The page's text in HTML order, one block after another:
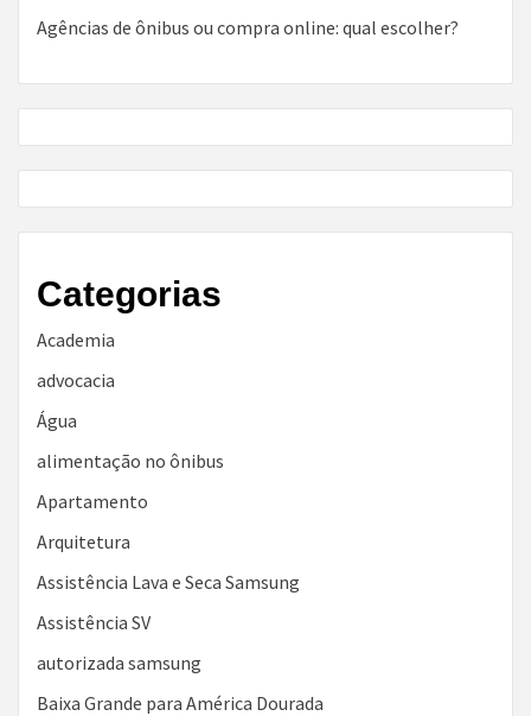
Agências de ônibus ou compra online: qual escolher?
Categorias
Academia
advocacia
Água
alimentação no ônibus
Apartamento
Arquitetura
Assistência Lava e Seca Samsung
Assistência SV
autorizada samsung
Baixa Grande para América Dourada